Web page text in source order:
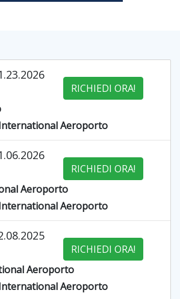
RICHIEDI ORA!
Aeroporto
RICHIEDI ORA!
Aeroporto
Aeroporto
RICHIEDI ORA!
Aeroporto
Aeroporto